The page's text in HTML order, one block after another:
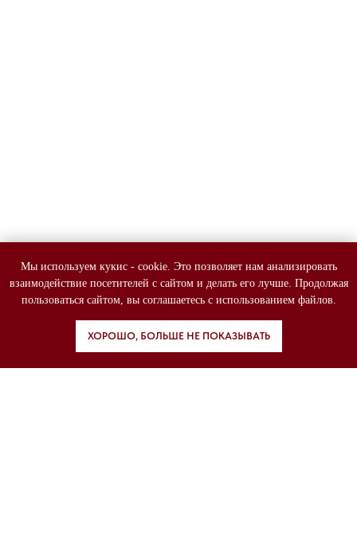
Мы используем кукис - cookie. Это позволяет нам анализировать
взаимодействие посетителей с сайтом и делать его лучше. Продолжая
пользоваться сайтом, вы соглашаетесь с использованием файлов.
ХОРОШО, БОЛЬШЕ НЕ ПОКАЗЫВАТЬ